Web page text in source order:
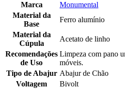
Marca
Monumental
Material da
Base
Ferro alumínio
Material da
Cúpula
Acetato de linho
Recomendações
de Uso
Limpeza com pano
móveis.
Tipo de Abajur Abajur de Chão
Voltagem
Bivolt